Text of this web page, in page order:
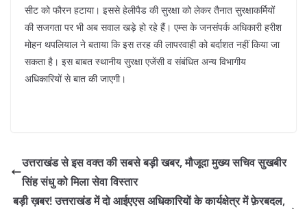
सीट को फौरन हटाया। इससे हेलीपैड की सुरक्षा को लेकर तैनात सुरक्षाकर्मियों
की सजगता पर भी अब सवाल खड़े हो रहे हैं। एम्स के जनसंपर्क अधिकारी हरीश
मोहन थपलियाल ने बताया कि इस तरह की लापरवाही को बर्दाशत नहीं किया जा
सकता है। इस बाबत स्थानीय सुरक्षा एजेंसी व संबंधित अन्य विभागीय
अधिकारियों से बात की जाएगी।
उत्तराखंड से इस वक्त की सबसे बड़ी खबर, मौजूदा मुख्य सचिव सुखबीर
सिंह संधु को मिला सेवा विस्तार
बड़ी ख़बर! उत्तराखंड में दो आईएएस अधिकारियों के कार्यक्षेत्र में फ़ेरबदल,